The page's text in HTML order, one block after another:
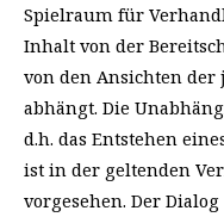
Spielraum für
Inhalt von der
von den Ansichten
abhängt. Die
d.h. das Entstehen
ist in der geltenden
vorgesehen. Der